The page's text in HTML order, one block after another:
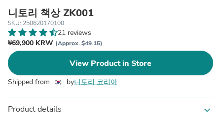
니토리 책상 ZK001
SKU: 250620170100
21 reviews
₩69,900 KRW (Approx. $49.15)
View Product in Store
Shipped from by니토리 코리아
Product details expand_more